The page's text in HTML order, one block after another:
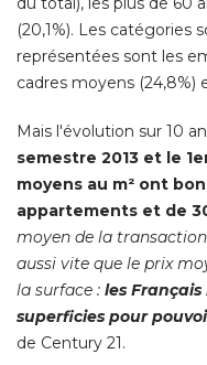
(20,1%). Les catégories
représentées sont les
cadres moyens (24,8%)
Mais l'évolution sur 10
semestre 2013 et le
moyens au m² ont
appartements et de
moyen de la
aussi vite que le prix
la surface : les
superficies pour
de Century 21.